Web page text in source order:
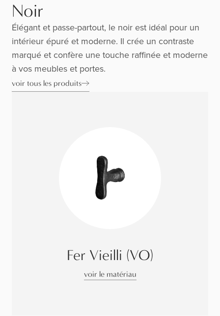
Noir
Élégant et passe-partout, le noir est idéal pour un
intérieur épuré et moderne. Il crée un contraste
marqué et confère une touche raffinée et moderne
à vos meubles et portes.
voir tous les produits
Fer Vieilli (VO)
voir le matériau